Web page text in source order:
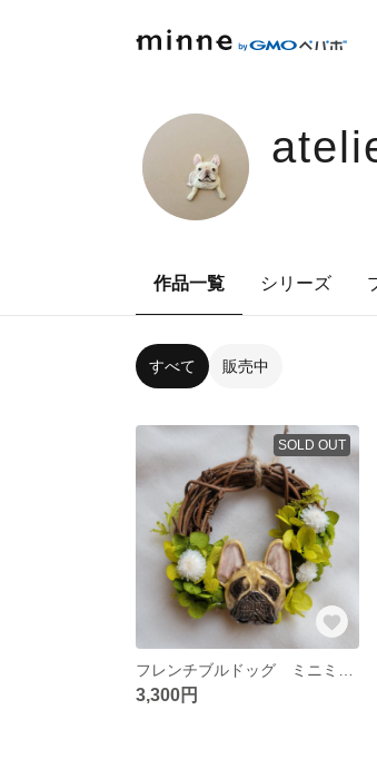
作品一覧 シリーズ
すべて 販売中
SOLD OUT
3,300円